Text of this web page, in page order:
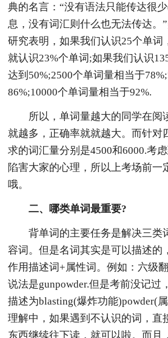
典的名言：“没有语法只能传达很
息，没有词汇则什么也无法传达。
研究表明，如果我们认识25个单词
就认识23%个单词;如果我们认识
达到50%;2500个单词量相当于
86%;10000个单词量相当于92%.
所以，单词量越大的同学在阅
就越多，正确率就就越大。而针对
求的词汇量分别是4500和6000.考
陷害大家的心理，所以上考场前一
哦。
二、哪类单词最重要?
背单词的主要任务是解决三类
容词。但是名词其实是可以描述的
作用描述词+属性词。例如：六级
说法是gunpowder.但是考前没记过
描述为blasting(爆炸功能)powder(
理解中，如果遇到不认识的词，直
东西继续往下读，就可以啦。而且